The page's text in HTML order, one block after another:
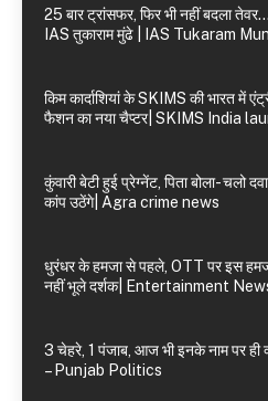
25 बार ट्रांसफर, फिर भी नहीं बदला
IAS तुकाराम मुंढे | IAS Tukaram
किम कार्दाशियां के SKIMS की भारत में
फैशन का नया चैप्टर| SKIMS India
कुंवारी बेटी हुई प्रेग्नेंट, पिता बोला- चलो
कांप उठेंगे| Agra crime news
धुरंधर के हमजा से पहले, OTT पर इस
नहीं भूले दर्शक| Entertainment
3 चेहरे, 1 पंजाब, आज भी इनके नाम पर
– Punjab Politics